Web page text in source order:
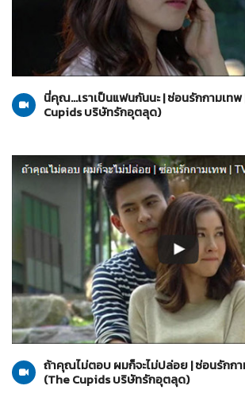
01-06-2560
The Cupids บริษัทรัก
นี่คุณ...เราเป็นแฟนกันนะ | ซ่อนรักกามเท
Cupids บริษัทรักอุตลุด)
01-06-2560
The Cupids บริษัทรั
ถ้าคุณไม่ตอบ ผมก็จะไม่ปล่อย | ซ่อนรักก
(The Cupids บริษัทรักอุตลุด)